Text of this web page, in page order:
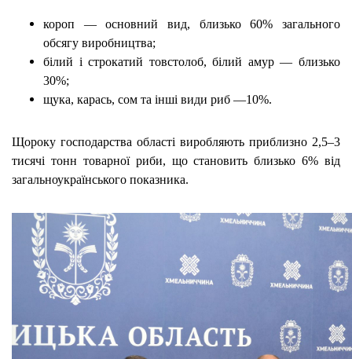
короп — основний вид, близько 60% загального
обсягу виробництва;
білий і строкатий товстолоб, білий амур — близько
30%;
щука, карась, сом та інші види риб —10%.
Щороку господарства області виробляють приблизно 2,5–3
тисячі тонн товарної риби, що становить близько 6% від
загальноукраїнського показника.